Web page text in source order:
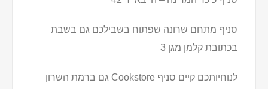
סניף מתחם שרונה שפתוח בשבילכם גם בשבת
בכתובת קלמן מגן 3
לנוחיותכם קיים סניף Cookstore גם ברמת השרון